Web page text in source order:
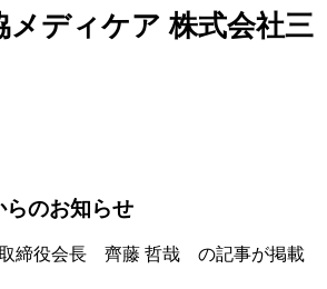
メディケア 株式会社三
らのお知らせ
取締役会長 齊藤 哲哉 の記事が掲載